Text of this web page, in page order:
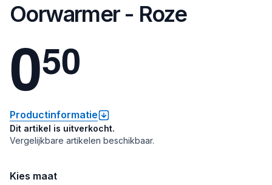
Oorwarmer - Roze
050
Productinformatie
Dit artikel is uitverkocht.
Vergelijkbare artikelen beschikbaar.
Kies maat